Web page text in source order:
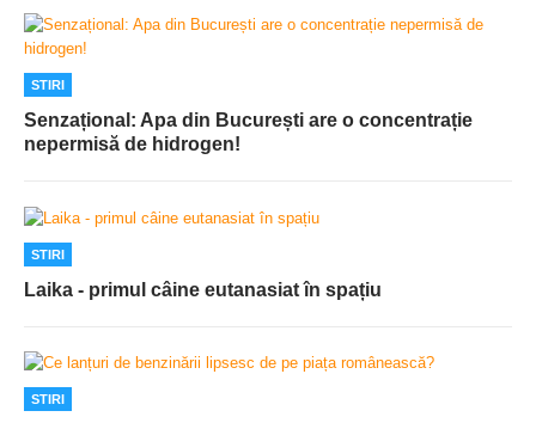
STIRI
Senzațional: Apa din București are o concentrație
nepermisă de hidrogen!
STIRI
Laika - primul câine eutanasiat în spațiu
STIRI